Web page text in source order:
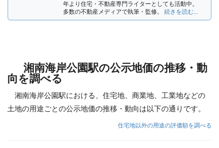
年より住宅・不動産専門ライターとしても活動中。
多数の不動産メディアで執筆・監修。 続きを読む...
湘南海岸公園駅の公示地価の推移・動
向を調べる
湘南海岸公園駅における、住宅地、商業地、工業地などの
土地の用途ごとの公示地価の推移・動向は以下の通りです。
住宅地以外の用途の評価額を調べる